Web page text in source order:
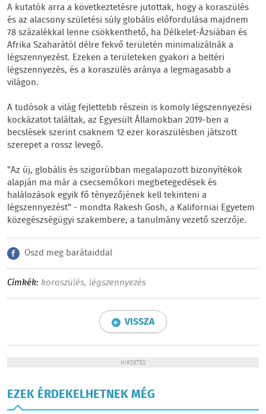
A kutatók arra a következtetésre jutottak, hogy a koraszülés
és az alacsony születési súly globális előfordulása majdnem
78 százalékkal lenne csökkenthető, ha Délkelet-Ázsiában és
Afrika Szaharától délre fekvő területén minimalizálnák a
légszennyezést. Ezeken a területeken gyakori a beltéri
légszennyezés, és a koraszülés aránya a legmagasabb a
világon.
A tudósok a világ fejlettebb részein is komoly légszennyezési
kockázatot találtak, az Egyesült Államokban 2019-ben a
becslések szerint csaknem 12 ezer koraszülésben játszott
szerepet a rossz levegő.
"Az új, globális és szigorúbban megalapozott bizonyítékok
alapján ma már a csecsemőkori megbetegedések és
halálozások egyik fő tényezőjének kell tekinteni a
légszennyezést" - mondta Rakesh Gosh, a Kaliforniai Egyetem
közegészségügyi szakembere, a tanulmány vezető szerzője.
Oszd meg barátaiddal
Címkék: koraszülés, légszennyezés
VISSZA
HIRDETÉS
EZEK ÉRDEKELHETNEK MÉG